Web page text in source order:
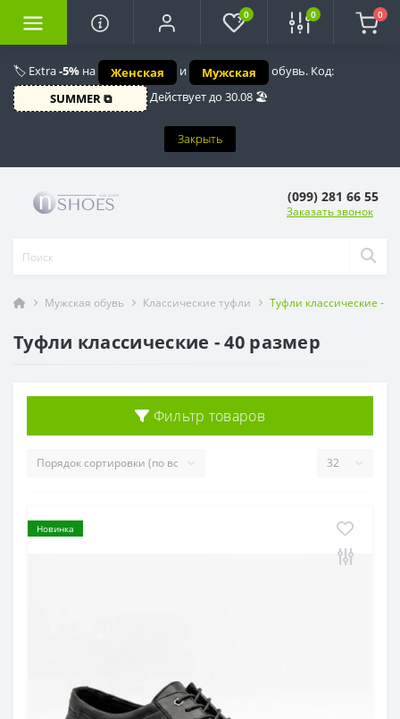
🏷️ Extra-5% на Женская и Мужская
обувь. Код:
SUMMER ⧉
Действует до 30.08 🏖️
Закрыть
0 0 0
(099) 281 66 55
Заказать звонок
Мужская обувь Классические туфли Туфли классические -
Туфли классические - 40 размер
Фильтр товаров
Новинка